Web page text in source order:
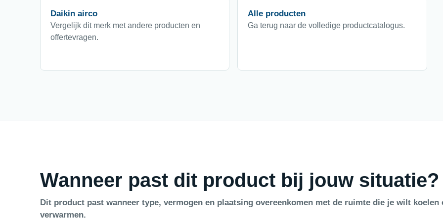
Daikin airco
Vergelijk dit merk met andere producten en
offertevragen.
Alle producten
Ga terug naar de volledige productcatalogus.
Wanneer past dit product bij jouw situatie?
Dit product past wanneer type, vermogen en plaatsing overeenkomen met de ruimte die je wilt koelen
verwarmen.